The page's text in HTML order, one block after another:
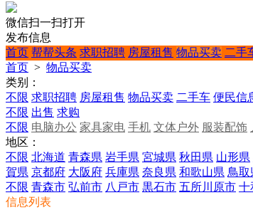
微信扫一扫打开
发布信息
首页 帮帮头条 求职招聘 房屋租售 物品买卖 二手
首页 > 物品买卖
类别：
不限 求职招聘 房屋租售 物品买卖 二手车 便民信
不限 出售 求购
不限 电脑办公 家具家电 手机 文体户外 服装配饰
地区：
不限 北海道 青森県 岩手県 宮城県 秋田県 山形県
賀県 京都府 大阪府 兵庫県 奈良県 和歌山県 鳥取
不限 青森市 弘前市 八戸市 黒石市 五所川原市 十
信息列表